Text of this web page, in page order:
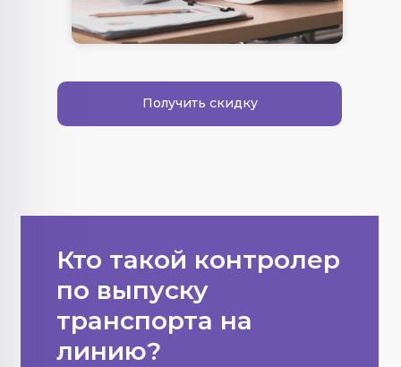
Получить скидку
Кто такой контролер
по выпуску
транспорта на
линию?